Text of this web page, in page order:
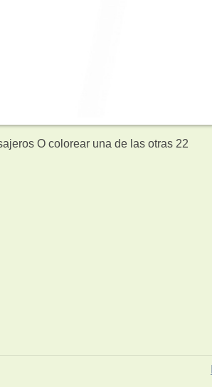
O colorear una de las otras 22